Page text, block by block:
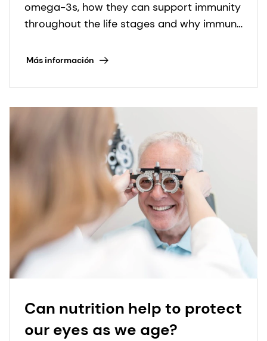
omega-3s, how they can support immunity
throughout the life stages and why immune
specific nutritional needs of each age
Más información
Can nutrition help to protect
our eyes as we age?